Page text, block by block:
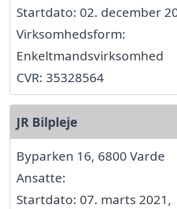
Startdato: 02. december
Virksomhedsform:
Enkeltmandsvirksomhed
CVR: 35328564
JR Bilpleje
Byparken 16, 6800 Varde
Ansatte:
Startdato: 07. marts 2021,